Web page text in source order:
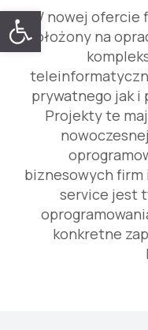
Open
W nowej ofercie
położony na
prywatnego jak i
Projekty te
biznesowych firm
service jest
konkretne